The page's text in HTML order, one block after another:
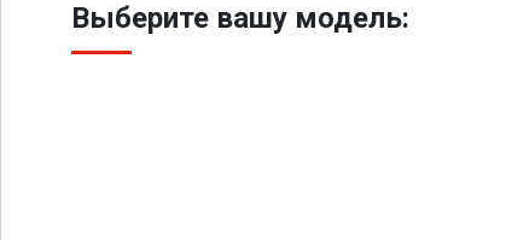
Выберите вашу модель: